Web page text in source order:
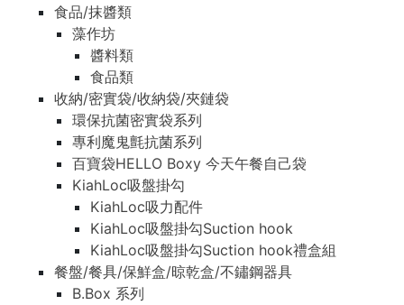
食品/抹醬類
藻作坊
醬料類
食品類
收納/密實袋/收納袋/夾鏈袋
環保抗菌密實袋系列
專利魔鬼氈抗菌系列
百寶袋HELLO Boxy 今天午餐自己袋
KiahLoc吸盤掛勾
KiahLoc吸力配件
KiahLoc吸盤掛勾Suction hook
KiahLoc吸盤掛勾Suction hook禮盒組
餐盤/餐具/保鮮盒/晾乾盒/不鏽鋼器具
B.Box 系列